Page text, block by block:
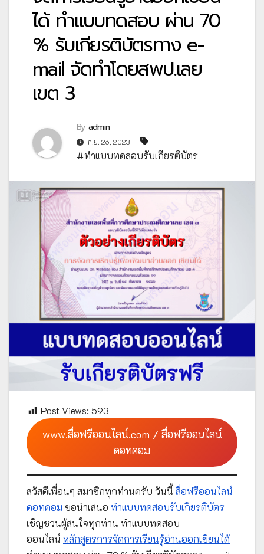
ได้ ทำแบบทดสอบ ผ่าน 70
% รับเกียรติบัตรทาง e-
mail จัดทำโดยสพป.เลย
เขต 3
By admin
ก.ย. 26, 2023
#ทำแบบทดสอบรับเกียรติบัตร
Post Views: 593
www.สื่อฟรีออนไลน์.com / สื่อฟรีออนไลน์
ดอทคอม
สวัสดีเพื่อนๆ สมาชิกทุกท่านครับ วันนี้ สื่อฟรีออนไลน์
ดอทคอม ขอนำเสนอ ทำแบบทดสอบรับเกียรติบัตร
เชิญชวนผู้สนใจทุกท่าน ทำแบบทดสอบ
ออนไลน์ หลักสูตรการจัดการเรียนรู้อ่านออกเขียนได้